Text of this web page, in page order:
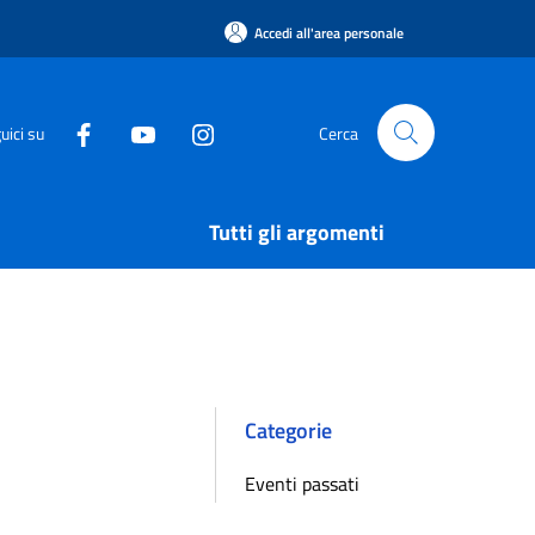
Accedi all'area personale
su Cerca
Tutti gli argomenti
Categorie
Eventi passati